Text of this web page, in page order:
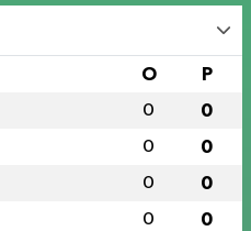
O P
0 0
0 0
0 0
0 0